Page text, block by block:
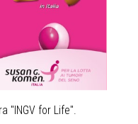
"INGV for Life".